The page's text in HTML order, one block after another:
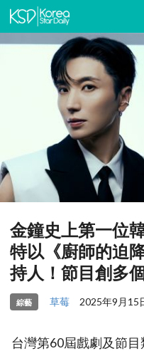
金鐘史上第一位
特以《廚師的迫
持人！節目創多
綜藝 草莓 2025年9月15
台灣第60屆戲劇及節